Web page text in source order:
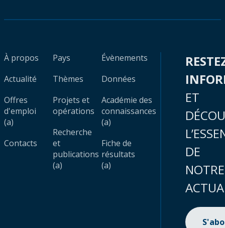
À propos
Actualité
Offres
d'emploi
(a)
Contacts
Pays
Thèmes
Projets et
opérations
Recherche
et
publications
(a)
Évènements
Données
Académie des
connaissances
(a)
Fiche de
résultats
(a)
ET
DE
NOTRE